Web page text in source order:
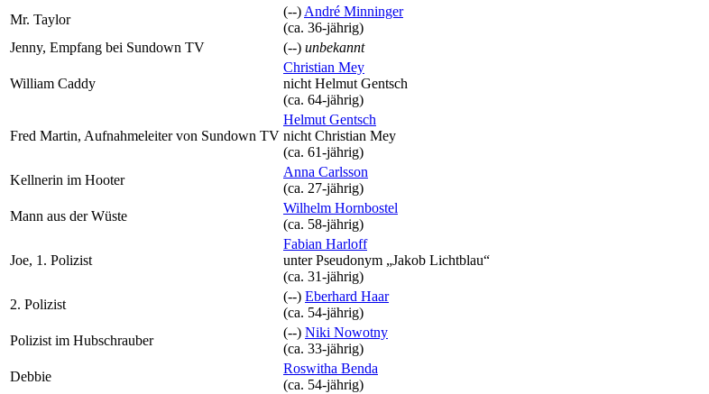
Mr. Taylor
(--) André Minninger
(ca. 36‑jährig)
Jenny, Empfang bei Sundown TV
(--) unbekannt
William Caddy
Christian Mey
nicht Helmut Gentsch
(ca. 64‑jährig)
Fred Martin, Aufnahmeleiter von Sundown TV
Helmut Gentsch
nicht Christian Mey
(ca. 61‑jährig)
Kellnerin im Hooter
Anna Carlsson
(ca. 27‑jährig)
Mann aus der Wüste
Wilhelm Hornbostel
(ca. 58‑jährig)
Joe, 1. Polizist
Fabian Harloff
unter Pseudonym „Jakob Lichtblau“
(ca. 31‑jährig)
2. Polizist
(--) Eberhard Haar
(ca. 54‑jährig)
Polizist im Hubschrauber
(--) Niki Nowotny
(ca. 33‑jährig)
Debbie
Roswitha Benda
(ca. 54‑jährig)